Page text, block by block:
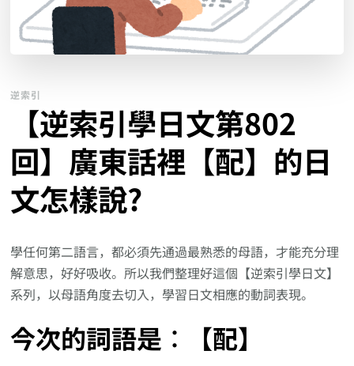
逆索引
【逆索引學日文第802
回】廣東話裡【配】的日
文怎樣說?
學任何第二語言，都必須先通過最熟悉的母語，才能充分理
解意思，好好吸收。所以我們整理好這個【逆索引學日文】
系列，以母語角度去切入，學習日文相應的動詞表現。
今次的詞語是︰【配】